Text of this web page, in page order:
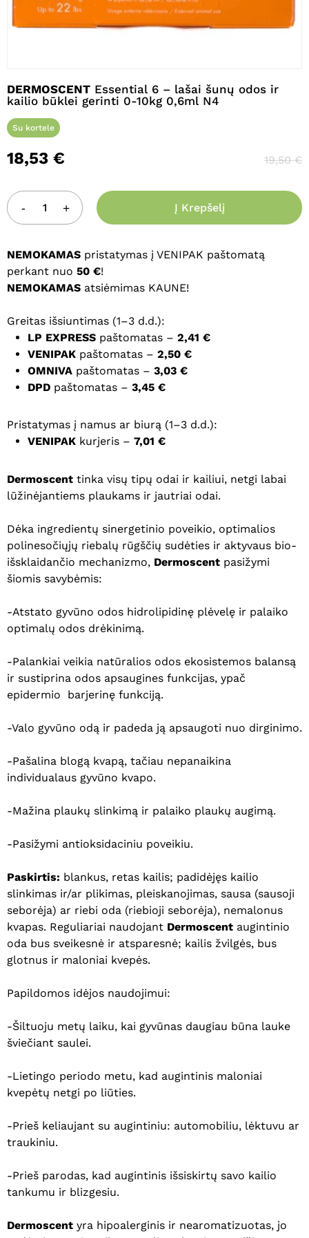
DERMOSCENT Essential 6 – lašai šunų odos ir
kailio būklei gerinti 0-10kg 0,6ml N4
Su kortele
18,53 € 19,50€
Į Krepšelį
NEMOKAMAS pristatymas į VENIPAK paštomatą
perkant nuo 50 €!
NEMOKAMAS atsiėmimas KAUNE!
Greitas išsiuntimas (1–3 d.d.):
LP EXPRESS paštomatas – 2,41 €
VENIPAK paštomatas – 2,50 €
OMNIVA paštomatas – 3,03 €
DPD paštomatas – 3,45 €
Pristatymas į namus ar biurą (1–3 d.d.):
VENIPAK kurjeris – 7,01 €
Dermoscent tinka visų tipų odai ir kailiui, netgi labai
lūžinėjantiems plaukams ir jautriai odai.
Dėka ingredientų sinergetinio poveikio, optimalios
polinesočiųjų riebalų rūgščių sudėties ir aktyvaus bio-
išsklaidančio mechanizmo, Dermoscent pasižymi
šiomis savybėmis:
-Atstato gyvūno odos hidrolipidinę plėvelę ir palaiko
optimalų odos drėkinimą.
-Palankiai veikia natūralios odos ekosistemos balansą
ir sustiprina odos apsaugines funkcijas, ypač
epidermio barjerinę funkciją.
-Valo gyvūno odą ir padeda ją apsaugoti nuo dirginimo.
-Pašalina blogą kvapą, tačiau nepanaikina
individualaus gyvūno kvapo.
-Mažina plaukų slinkimą ir palaiko plaukų augimą.
-Pasižymi antioksidaciniu poveikiu.
Paskirtis: blankus, retas kailis; padidėjęs kailio
slinkimas ir/ar plikimas, pleiskanojimas, sausa (sausoji
seborėja) ar riebi oda (riebioji seborėja), nemalonus
kvapas. Reguliariai naudojant Dermoscent augintinio
oda bus sveikesnė ir atsparesnė; kailis žvilgės, bus
glotnus ir maloniai kvepės.
Papildomos idėjos naudojimui:
-Šiltuoju metų laiku, kai gyvūnas daugiau būna lauke
šviečiant saulei.
-Lietingo periodo metu, kad augintinis maloniai
kvepėtų netgi po liūties.
-Prieš keliaujant su augintiniu: automobiliu, lėktuvu ar
traukiniu.
-Prieš parodas, kad augintinis išsiskirtų savo kailio
tankumu ir blizgesiu.
Dermoscent yra hipoalerginis ir nearomatizuotas, jo
išsaugoti vardą, el. pašto adresą ir
interneto puslapį, kad jų nebereiktų
parašyti komentarą.